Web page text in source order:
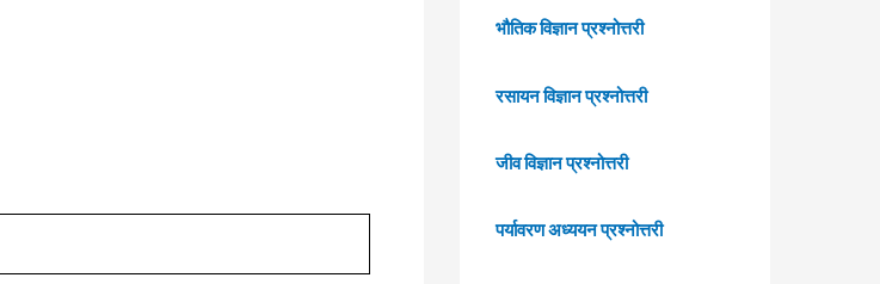
भौतिक विज्ञान प्रश्नोत्तरी
रसायन विज्ञान प्रश्नोत्तरी
जीव विज्ञान प्रश्नोत्तरी
पर्यावरण अध्ययन प्रश्नोत्तरी